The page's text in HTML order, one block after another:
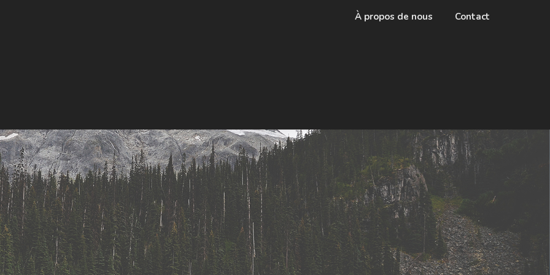
À propos de nous Contact